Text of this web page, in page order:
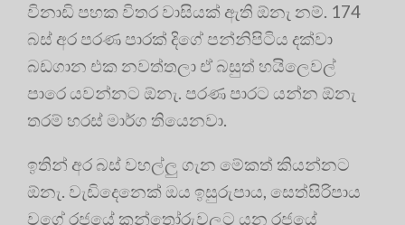
විනාඩි පහක විතර වාසියක් ඇති ඕනැ නම්. 174
බස් අර පරණ පාරක් දිගේ පන්නිපිටිය දක්වා
බඩගාන එක නවත්තලා ඒ බසුත් හයිලෙවල්
පාරෙ යවන්නට ඕනැ. පරණ පාරට යන්න ඕනැ
තරම් හරස් මාර්ග තියෙනවා.
ඉතින් අර බස් වහල්ලු ගැන මේකත් කියන්නට
ඕනැ. වැඩිදෙනෙක් ඔය ඉසුරුපාය, සෙත්සිරිපාය
වගේ රජයේ කන්තෝරුවලට යන රජයේ